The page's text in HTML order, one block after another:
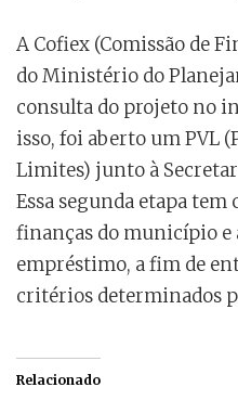
A Cofiex (Comissão de
do Ministério do
consulta do projeto no
isso, foi aberto um PVL
Limites) junto à
Essa segunda etapa
finanças do município e
empréstimo, a fim de
critérios determinados
Relacionado